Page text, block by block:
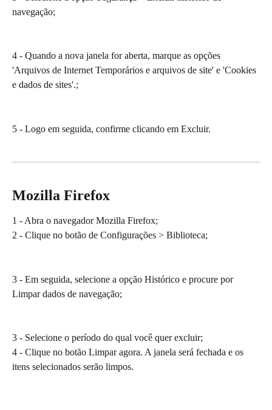
navegação;
4 - Quando a nova janela for aberta, marque as opções
'Arquivos de Internet Temporários e arquivos de site' e 'Cookies
e dados de sites'.;
5 - Logo em seguida, confirme clicando em Excluir.
Mozilla Firefox
1 - Abra o navegador Mozilla Firefox;
2 - Clique no botão de Configurações > Biblioteca;
3 - Em seguida, selecione a opção Histórico e procure por
Limpar dados de navegação;
3 - Selecione o período do qual você quer excluir;
4 - Clique no botão Limpar agora. A janela será fechada e os
itens selecionados serão limpos.